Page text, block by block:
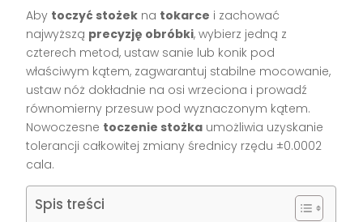
Aby toczyć stożek na tokarce i zachować
najwyższą precyzję obróbki, wybierz jedną z
czterech metod, ustaw sanie lub konik pod
właściwym kątem, zagwarantuj stabilne mocowanie,
ustaw nóż dokładnie na osi wrzeciona i prowadź
równomierny przesuw pod wyznaczonym kątem.
Nowoczesne toczenie stożka umożliwia uzyskanie
tolerancji całkowitej zmiany średnicy rzędu ±0.0002
cala.
Spis treści